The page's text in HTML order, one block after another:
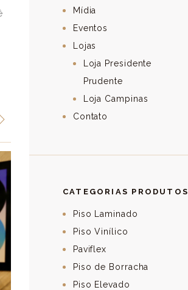
Mídia
Eventos
Lojas
Loja Presidente
Prudente
Loja Campinas
Contato
CATEGORIAS PRODUTOS
Piso Laminado
Piso Vinílico
Paviflex
Piso de Borracha
Piso Elevado